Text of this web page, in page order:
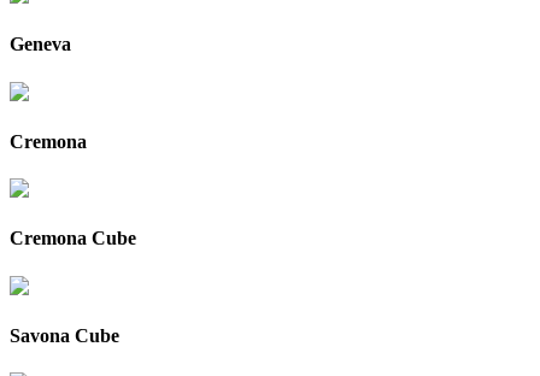
Geneva
Cremona
Cremona Cube
Savona Cube